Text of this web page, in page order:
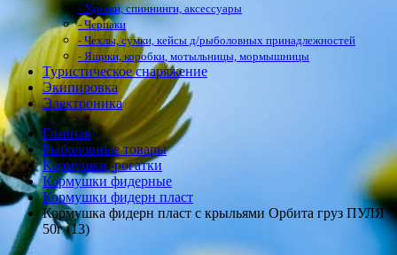
- Удочки, спиннинги, аксессуары
- Черпаки
- Чехлы, сумки, кейсы д/рыболовных принадлежностей
- Ящики, коробки, мотыльницы, мормышницы
Туристическое снаряжение
Экипировка
Электроника
Главная
Рыболовные товары
Кормушки, рогатки
Кормушки фидерные
Кормушки фидерн пласт
Кормушка фидерн пласт с крыльями Орбита груз ПУЛЯ
50г (13)